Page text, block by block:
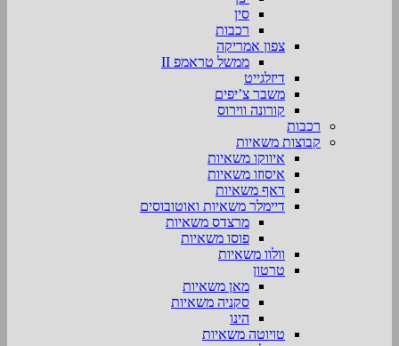
סין
רכבות
צפון אמריקה
ממשל טראמפ II
דיזלגייט
משבר צ’יפים
קורונה ווירוס
רכבות
קבוצות משאיות
איווקו משאיות
איסוזו משאיות
דאף משאיות
דיימלר משאיות ואוטובוסים
מרצדס משאיות
פוסו משאיות
וולוו משאיות
טרטון
מאן משאיות
סקניה משאיות
הינו
טויוטה משאיות